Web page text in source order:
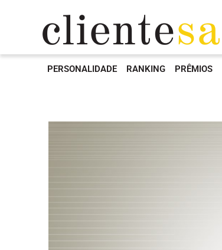
PERSONALIDADE RANKING PRÊMIOS